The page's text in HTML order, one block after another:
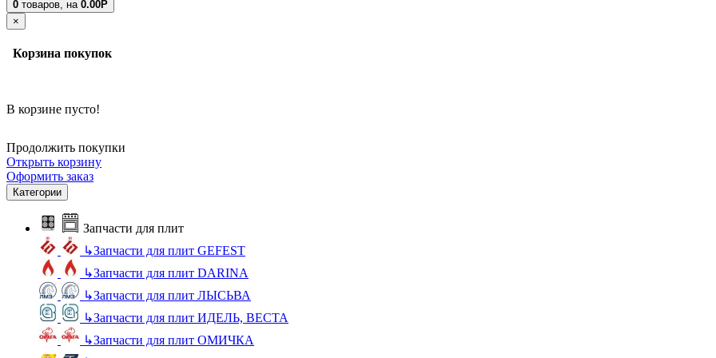
0 товаров, на 0.00Р
×
Корзина покупок
В корзине пусто!
Продолжить покупки
Открыть корзину
Оформить заказ
Категории
Запчасти для плит
↳Запчасти для плит GEFEST
↳Запчасти для плит DARINA
↳Запчасти для плит ЛЫСЬВА
↳Запчасти для плит ИДЕЛЬ, ВЕСТА
↳Запчасти для плит ОМИЧКА